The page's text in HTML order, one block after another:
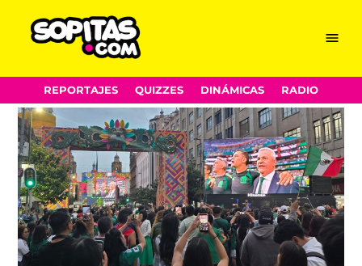
Skip
to
content
Menu
REPORTAJES QUIZZES DINÁMICAS RADIO